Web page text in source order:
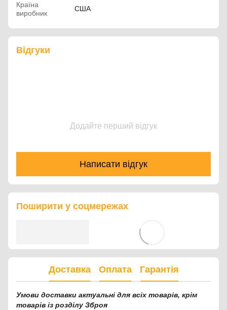
Країна
виробник
США
Відгуки
Додайте перший відгук
Написати відгук
Поширити у соцмережах
Доставка Оплата Гарантія
Умови доставки актуальні для всіх товарів, крім
товарів із розділу Зброя